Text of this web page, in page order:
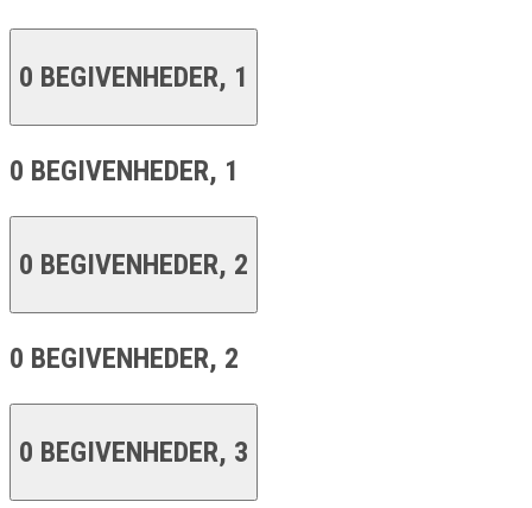
0 BEGIVENHEDER, 1
0 BEGIVENHEDER, 1
0 BEGIVENHEDER, 2
0 BEGIVENHEDER, 2
0 BEGIVENHEDER, 3